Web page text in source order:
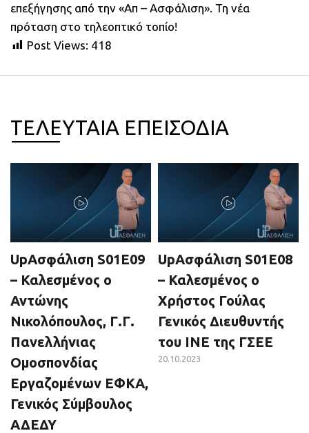
επεξήγησης από την «Απ – Ασφάλιση». Τη νέα
πρόταση στο τηλεοπτικό τοπίο!
Post Views: 418
ΤΕΛΕΥΤΑΙΑ ΕΠΕΙΣΟΔΙΑ
UpΑσφάλιση S01E09
– Καλεσμένος ο
Αντώνης
Νικολόπουλος, Γ.Γ.
Πανελλήνιας
Ομοσπονδίας
Εργαζομένων ΕΦΚΑ,
Γενικός Σύμβουλος
ΑΔΕΔΥ
UpΑσφάλιση S01E08
– Καλεσμένος ο
Χρήστος Γούλας
Γενικός Διευθυντής
του ΙΝΕ της ΓΣΕΕ
20.10.2023